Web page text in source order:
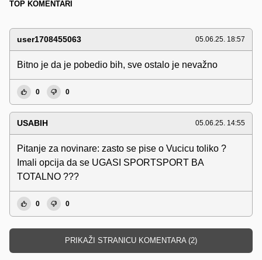
TOP KOMENTARI
user1708455063 05.06.25. 18:57
Bitno je da je pobedio bih, sve ostalo je nevažno
0 0
USABIH 05.06.25. 14:55
Pitanje za novinare: zasto se pise o Vucicu toliko ?
Imali opcija da se UGASI SPORTSPORT BA
TOTALNO ???
0 0
PRIKAŽI STRANICU KOMENTARA (2)